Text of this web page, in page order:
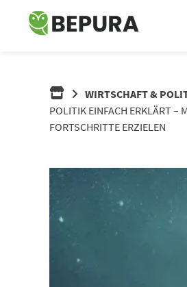
Springe
WIRTSCHAFT &
POLITIK EINFACH ERKLÄRT –
FORTSCHRITTE ERZIELEN